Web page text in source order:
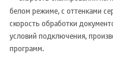
белом режиме, с оттенками
скорость обработки
условий подключения,
программ.